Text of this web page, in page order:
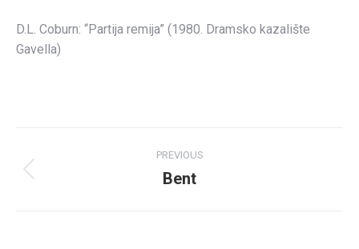
D.L. Coburn: “Partija remija” (1980. Dramsko kazalište
Gavella)
navigation
PREVIOUS
Previous
Bent